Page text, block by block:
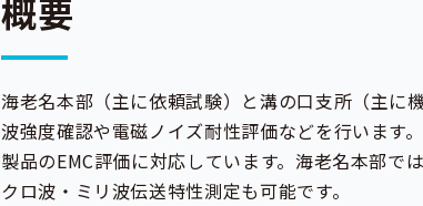
概要
海老名本部（主に依頼試験）と溝の口支所（主に
波強度確認や電磁ノイズ耐性評価などを行います
製品のEMC評価に対応しています。海老名本部で
クロ波・ミリ波伝送特性測定も可能です。